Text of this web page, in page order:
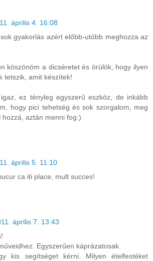
április 4. 16:08
gyakorlás azért előbb-utóbb meghozza az
köszönöm a dicséretet és örülök, hogy ilyen
tetszik, amit készítek!
ez tényleg egyszerű eszköz, de inkább
hogy pici tehetség és sok szorgalom, meg
hozzá, aztán menni fog:)
április 5. 11:10
ca iti place, mult succes!
április 7. 13:43
Egyszerűen káprázatosak.
kis segítséget kérni. Milyen ételfestéket